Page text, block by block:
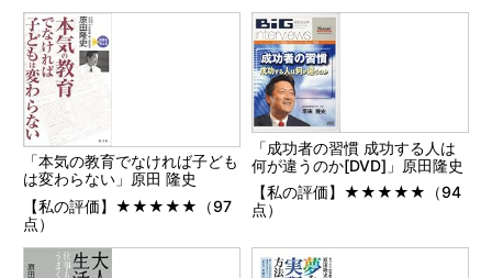
「本気の教育でなければ子ども
は変わらない」原田 隆史
【私の評価】★★★★★（97
点）
「成功者の習慣 成功する人は
何が違うのか[DVD]」原田隆史
【私の評価】★★★★★（94
点）